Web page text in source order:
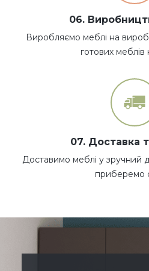
06.
Виробляємо меблі на
готових меблів
07. Доставка
Доставимо меблі у зручний
приберемо